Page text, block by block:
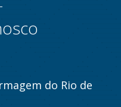
do Rio de